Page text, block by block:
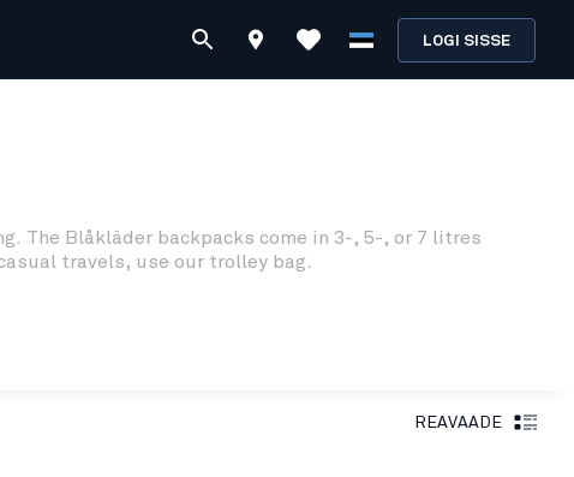
LOGI SISSE
The Blåkläder backpacks come in 3-, 5-, or 7 litres
travels, use our trolley bag.
REAVAADE